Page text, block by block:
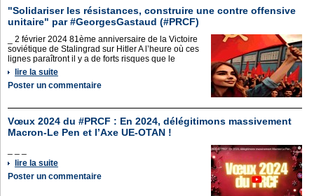
"Solidariser les résistances, construire une contre offensive
unitaire" par #GeorgesGastaud (#PRCF)
_ 2 février 2024 81ème anniversaire de la Victoire
soviétique de Stalingrad sur Hitler A l’heure où ces
lignes paraîtront il y a de forts risques que le
lire la suite
Poster un commentaire
Vœux 2024 du #PRCF : En 2024, délégitimons massivement
Macron-Le Pen et l’Axe UE-OTAN !
lire la suite
Poster un commentaire